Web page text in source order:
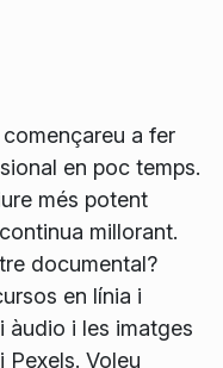
començareu a fer
en poc temps.
més potent
millorant.
documental?
en línia i
àudio i les imatges
Voleu